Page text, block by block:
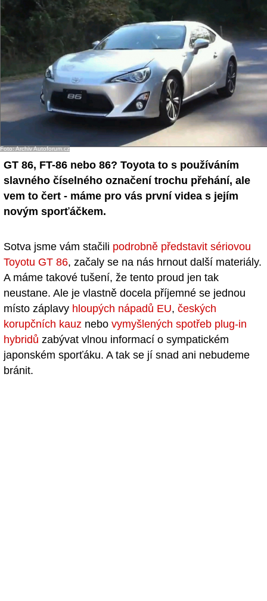
Foto: Archiv Autoforum.cz
GT 86, FT-86 nebo 86? Toyota to s používáním
slavného číselného označení trochu přehání, ale
vem to čert - máme pro vás první videa s jejím
novým sporťáčkem.
Sotva jsme vám stačili podrobně představit sériovou
Toyotu GT 86, začaly se na nás hrnout další materiály.
A máme takové tušení, že tento proud jen tak
neustane. Ale je vlastně docela příjemné se jednou
místo záplavy hloupých nápadů EU, českých
korupčních kauz nebo vymyšlených spotřeb plug-in
hybridů zabývat vlnou informací o sympatickém
japonském sporťáku. A tak se jí snad ani nebudeme
bránit.